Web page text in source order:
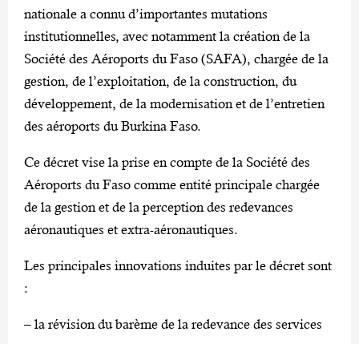
nationale a connu d’importantes mutations
institutionnelles, avec notamment la création de la
Société des Aéroports du Faso (SAFA), chargée de la
gestion, de l’exploitation, de la construction, du
développement, de la modernisation et de l’entretien
des aéroports du Burkina Faso.
Ce décret vise la prise en compte de la Société des
Aéroports du Faso comme entité principale chargée
de la gestion et de la perception des redevances
aéronautiques et extra-aéronautiques.
Les principales innovations induites par le décret sont
:
– la révision du barème de la redevance des services